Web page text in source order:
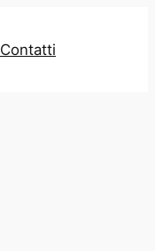
Contatti